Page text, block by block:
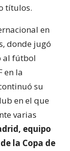
títulos.
en
donde jugó
al fútbol
en la
su
en el que
varias
equipo
la Copa de